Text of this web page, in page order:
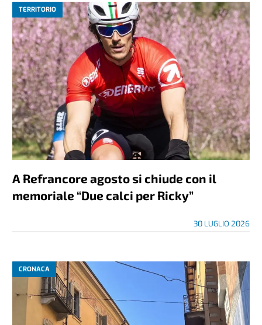
TERRITORIO
A Refrancore agosto si chiude con il
memoriale “Due calci per Ricky”
30 LUGLIO 2026
CRONACA